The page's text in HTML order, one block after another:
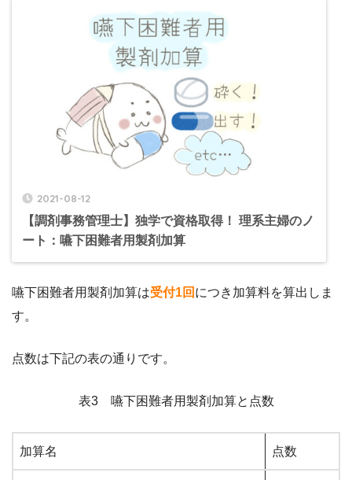
2021-08-12
【調剤事務管理士】独学で資格取得！ 理系主婦のノ
ート：嚥下困難者用製剤加算
嚥下困難者用製剤加算は受付1回 につき加算料を算出しま
す。
点数は下記の表の通りです。
表3 嚥下困難者用製剤加算と点数
加算名 点数